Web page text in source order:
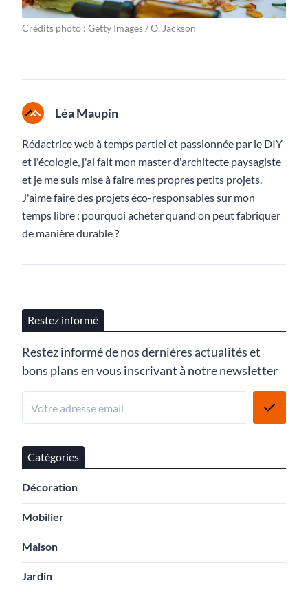
Crédits photo : Getty Images / O. Jackson
Léa Maupin
Rédactrice web à temps partiel et passionnée par le DIY
et l'écologie, j'ai fait mon master d'architecte paysagiste
et je me suis mise à faire mes propres petits projets.
J'aime faire des projets éco-responsables sur mon
temps libre : pourquoi acheter quand on peut fabriquer
de manière durable ?
Restez informé
Restez informé de nos dernières actualités et
bons plans en vous inscrivant à notre newsletter
Catégories
Décoration
Mobilier
Maison
Jardin